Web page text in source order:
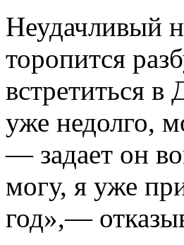
Неудачливый
торо­пится
встретиться в
уже недолго,
— задает он
могу, я уже
год»,—